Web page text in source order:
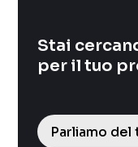
Stai
per il tuo
Parliamo